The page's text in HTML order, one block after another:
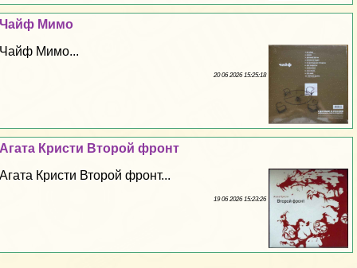
Чайф Мимо
Чайф Мимо...
20 06 2026 15:25:18
Агата Кристи Второй фронт
Агата Кристи Второй фронт...
19 06 2026 15:23:26